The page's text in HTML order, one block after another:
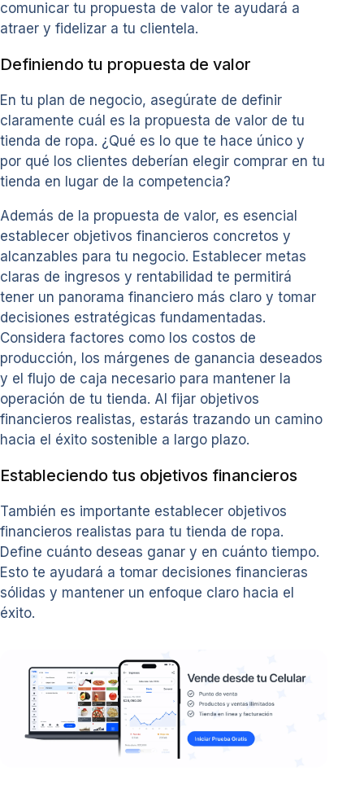
comunicar tu propuesta de valor te ayudará a
atraer y fidelizar a tu clientela.
Definiendo tu propuesta de valor
En tu plan de negocio, asegúrate de definir
claramente cuál es la propuesta de valor de tu
tienda de ropa. ¿Qué es lo que te hace único y
por qué los clientes deberían elegir comprar en tu
tienda en lugar de la competencia?
Además de la propuesta de valor, es esencial
establecer objetivos financieros concretos y
alcanzables para tu negocio. Establecer metas
claras de ingresos y rentabilidad te permitirá
tener un panorama financiero más claro y tomar
decisiones estratégicas fundamentadas.
Considera factores como los costos de
producción, los márgenes de ganancia deseados
y el flujo de caja necesario para mantener la
operación de tu tienda. Al fijar objetivos
financieros realistas, estarás trazando un camino
hacia el éxito sostenible a largo plazo.
Estableciendo tus objetivos financieros
También es importante establecer objetivos
financieros realistas para tu tienda de ropa.
Define cuánto deseas ganar y en cuánto tiempo.
Esto te ayudará a tomar decisiones financieras
sólidas y mantener un enfoque claro hacia el
éxito.